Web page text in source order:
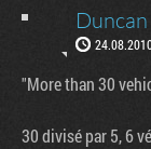
Duncan
"More than 30
30 divisé par 5, 6